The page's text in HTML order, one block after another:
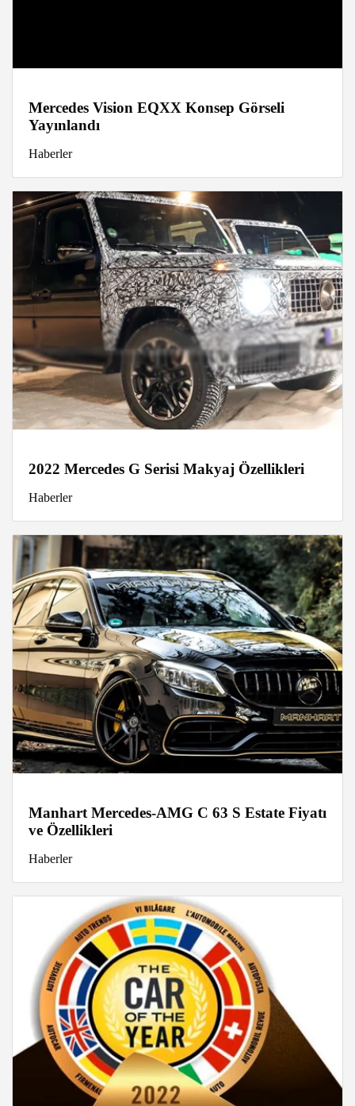
Mercedes Vision EQXX Konsep Görseli
Yayınlandı
Haberler
2022 Mercedes G Serisi Makyaj Özellikleri
Haberler
Manhart Mercedes-AMG C 63 S Estate Fiyatı
ve Özellikleri
Haberler